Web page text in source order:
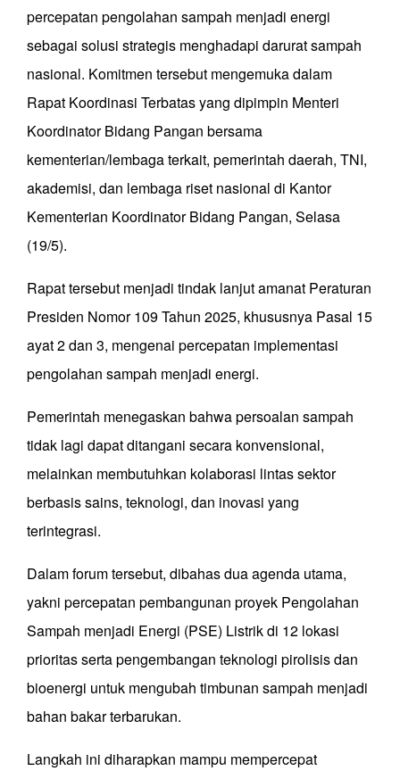
percepatan pengolahan sampah menjadi energi
sebagai solusi strategis menghadapi darurat sampah
nasional. Komitmen tersebut mengemuka dalam
Rapat Koordinasi Terbatas yang dipimpin Menteri
Koordinator Bidang Pangan bersama
kementerian/lembaga terkait, pemerintah daerah, TNI,
akademisi, dan lembaga riset nasional di Kantor
Kementerian Koordinator Bidang Pangan, Selasa
(19/5).
Rapat tersebut menjadi tindak lanjut amanat Peraturan
Presiden Nomor 109 Tahun 2025, khususnya Pasal 15
ayat 2 dan 3, mengenai percepatan implementasi
pengolahan sampah menjadi energi.
Pemerintah menegaskan bahwa persoalan sampah
tidak lagi dapat ditangani secara konvensional,
melainkan membutuhkan kolaborasi lintas sektor
berbasis sains, teknologi, dan inovasi yang
terintegrasi.
Dalam forum tersebut, dibahas dua agenda utama,
yakni percepatan pembangunan proyek Pengolahan
Sampah menjadi Energi (PSE) Listrik di 12 lokasi
prioritas serta pengembangan teknologi pirolisis dan
bioenergi untuk mengubah timbunan sampah menjadi
bahan bakar terbarukan.
Langkah ini diharapkan mampu mempercepat